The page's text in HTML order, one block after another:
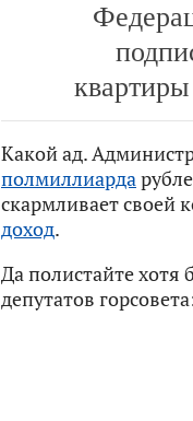
Какой ад.
полмиллиарда
скармливает
доход.
Да полистайте
депутатов